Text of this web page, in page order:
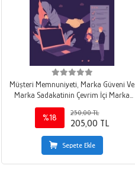
Müşteri Memnuniyeti, Marka Güveni Ve
Marka Sadakatinin Çevrim İçi Marka
Savunuculuğu Üzerindeki Etkisi
%18
250,00 TL
205,00 TL
Sepete Ekle